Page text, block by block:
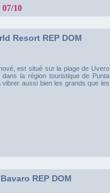
10
Resort REP DOM
est situé sur la plage de Uvero
la région touristique de Punta
aussi bien les grands que les
REP DOM